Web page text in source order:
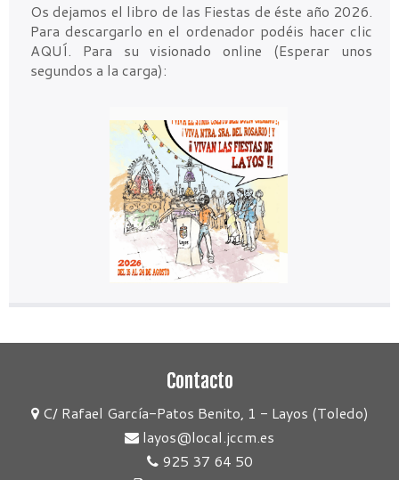
Os dejamos el libro de las Fiestas de éste año 2026.
Para descargarlo en el ordenador podéis hacer clic
AQUÍ. Para su visionado online (Esperar unos
segundos a la carga):
Contacto
C/ Rafael García-Patos Benito, 1 - Layos (Toledo)
layos@local.jccm.es
925 37 64 50